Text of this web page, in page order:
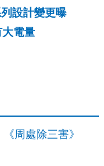
設計變更曝
電量
周處除三害》